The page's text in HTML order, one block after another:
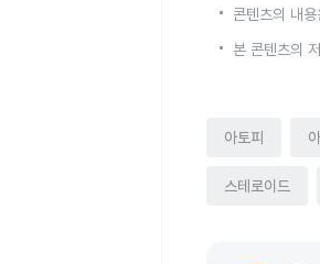
콘텐츠의 내
본 콘텐츠의
아토피
스테로이드